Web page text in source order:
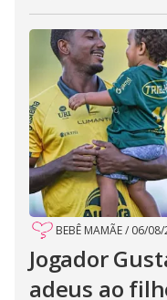
BEBÊ MAMÃE/ 06/
Jogador
adeus ao